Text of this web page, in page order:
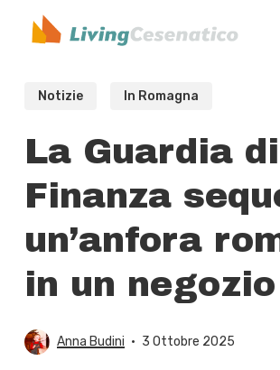
Notizie In Romagna
La Guardia di
Finanza
un’anfora
in un negozio
Anna Budini 3 Ottobre 2025